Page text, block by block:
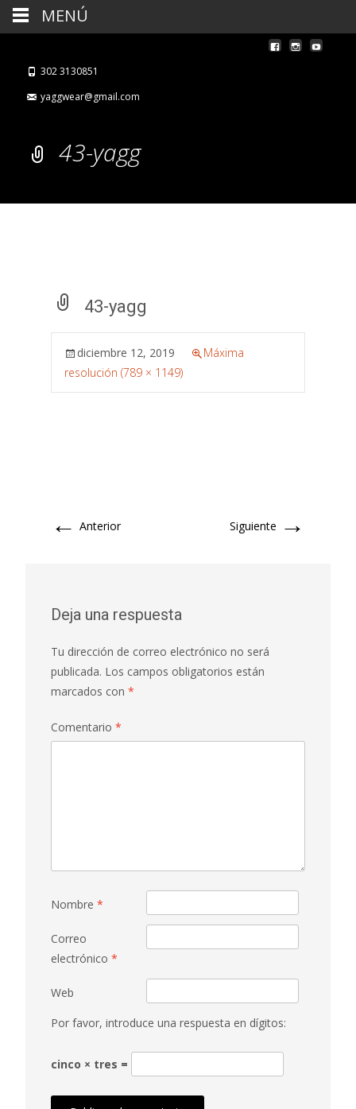
302 3130851
yaggwear@gmail.com
43-yagg
43-yagg
diciembre 12, 2019
Máxima
resolución (789 × 1149)
← Anterior Siguiente →
Deja una respuesta
Tu dirección de correo electrónico no será
publicada. Los campos obligatorios están
marcados con *
Comentario *
Nombre *
Correo
electrónico *
Web
Por favor, introduce una respuesta en dígitos:
cinco × tres =
MENÚ